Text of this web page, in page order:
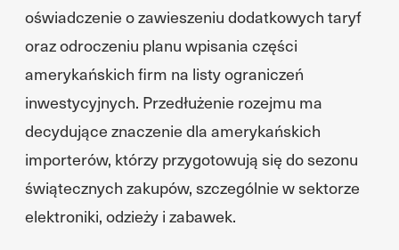
oświadczenie o zawieszeniu dodatkowych taryf
oraz odroczeniu planu wpisania części
amerykańskich firm na listy ograniczeń
inwestycyjnych. Przedłużenie rozejmu ma
decydujące znaczenie dla amerykańskich
importerów, którzy przygotowują się do sezonu
świątecznych zakupów, szczególnie w sektorze
elektroniki, odzieży i zabawek.